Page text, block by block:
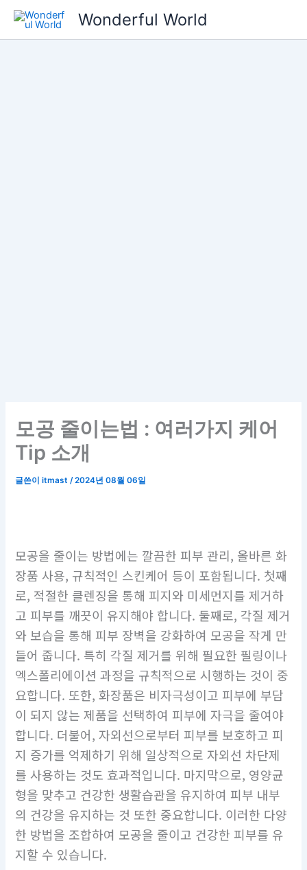
츠
Wonderful World
모공 줄이는법 : 여러가지 케어
Tip 소개
글쓴이itmast/2024년 08월 06일
모공을 줄이는 방법에는 깔끔한 피부 관리, 올바른 화
장품 사용, 규칙적인 스킨케어 등이 포함됩니다. 첫째
로, 적절한 클렌징을 통해 피지와 미세먼지를 제거하
고 피부를 깨끗이 유지해야 합니다. 둘째로, 각질 제거
와 보습을 통해 피부 장벽을 강화하여 모공을 작게 만
들어 줍니다. 특히 각질 제거를 위해 필요한 필링이나
엑스폴리에이션 과정을 규칙적으로 시행하는 것이 중
요합니다. 또한, 화장품은 비자극성이고 피부에 부담
이 되지 않는 제품을 선택하여 피부에 자극을 줄여야
합니다. 더불어, 자외선으로부터 피부를 보호하고 피
지 증가를 억제하기 위해 일상적으로 자외선 차단제
를 사용하는 것도 효과적입니다. 마지막으로, 영양균
형을 맞추고 건강한 생활습관을 유지하여 피부 내부
의 건강을 유지하는 것 또한 중요합니다. 이러한 다양
한 방법을 조합하여 모공을 줄이고 건강한 피부를 유
지할 수 있습니다.